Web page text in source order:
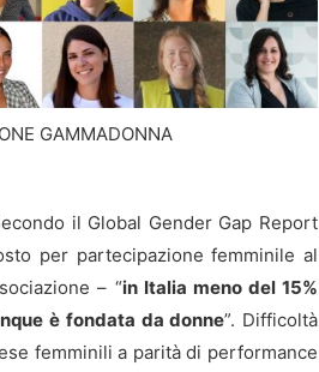
GAMMADONNA
il Global Gender Gap Report
per partecipazione femminile al
– “in Italia meno del 15%
è fondata da donne”. Difficoltà
femminili a parità di performance